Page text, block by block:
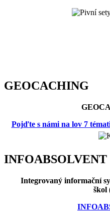
GEOCACHING
Pojďte s námi na lov 7
INFOABSOLVENT
Integrovaný informační
škol